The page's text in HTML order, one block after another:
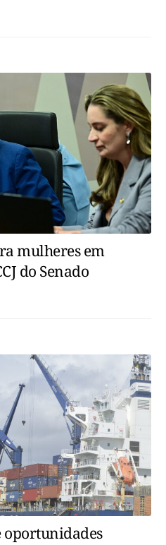
mulheres em
do Senado
oportunidades